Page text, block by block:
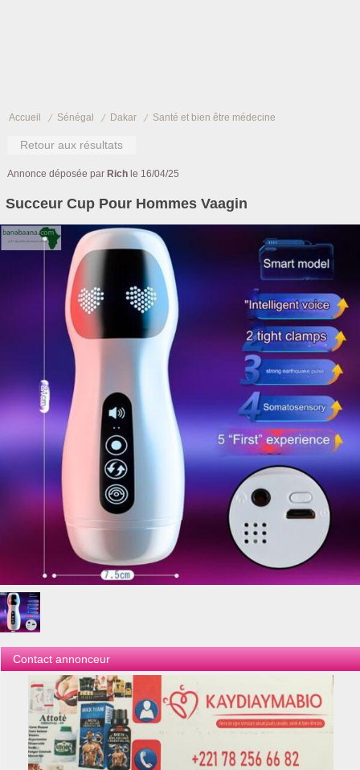
Accueil Sénégal Dakar Santé et bien être médecine
Retour aux résultats
Annonce déposée par Rich le 16/04/25
Succeur Cup Pour Hommes Vaagin
Contact annonceur